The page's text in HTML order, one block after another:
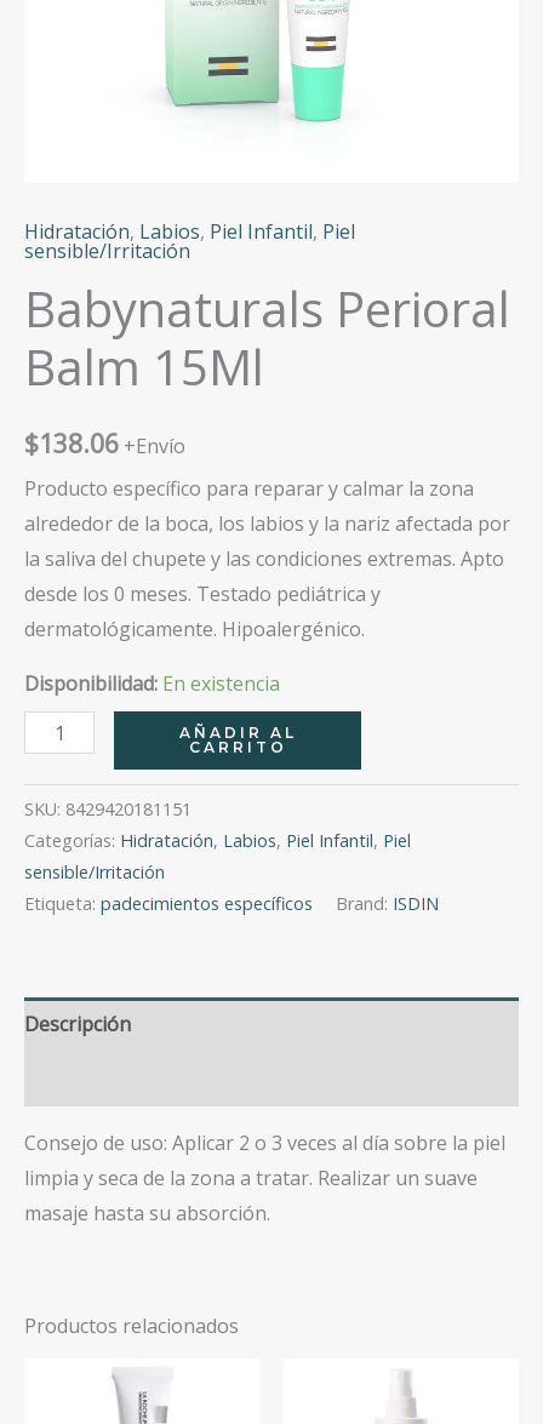
Hidratación, Labios, Piel Infantil, Piel
sensible/Irritación
Babynaturals Perioral
Balm 15Ml
$138.06 +Envío
Producto específico para reparar y calmar la zona
alrededor de la boca, los labios y la nariz afectada por
la saliva del chupete y las condiciones extremas. Apto
desde los 0 meses. Testado pediátrica y
dermatológicamente. Hipoalergénico.
Disponibilidad: En existencia
Babynaturals
Perioral
Balm
15Ml
cantidad
AÑADIR AL
CARRITO
SKU: 8429420181151
Categorías: Hidratación, Labios, Piel Infantil, Piel
sensible/Irritación
Etiqueta: padecimientos específicos Brand: ISDIN
Descripción
Consejo de uso: Aplicar 2 o 3 veces al día sobre la piel
limpia y seca de la zona a tratar. Realizar un suave
masaje hasta su absorción.
Productos relacionados